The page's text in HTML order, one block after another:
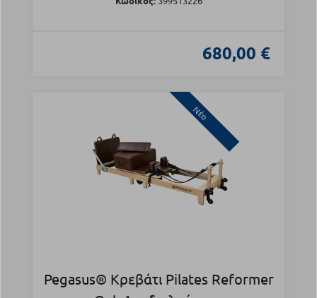
680,00 €
Νέο
Pegasus® Κρεβάτι Pilates Reformer